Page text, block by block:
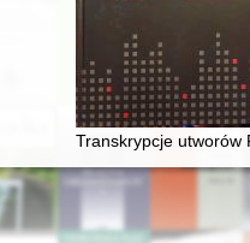
Transkrypcje utworów